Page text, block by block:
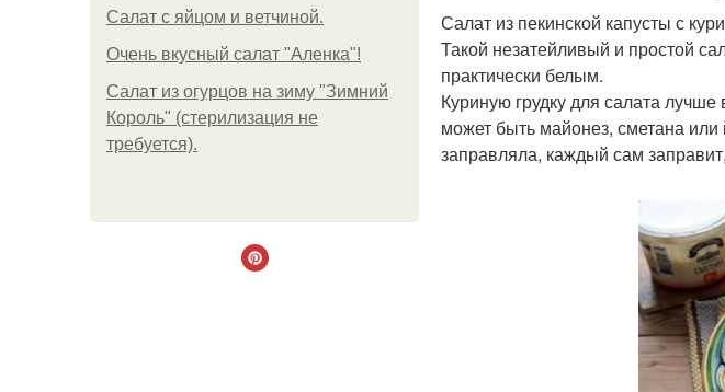
Салат с яйцом и ветчиной.
Очень вкусный салат "Аленка"!
Салат из огурцов на зиму "Зимний
Король" (стерилизация не
требуется).
Салат из пекинской капусты с
Такой незатейливый и простой
практически белым.
Куриную грудку для салата лучше
может быть майонез, сметана или
заправляла, каждый сам